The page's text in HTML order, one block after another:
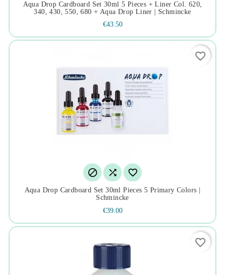
Aqua Drop Cardboard Set 30ml 5 Pieces + Liner Col. 620,
340, 430, 550, 680 + Aqua Drop Liner | Schmincke
€43.50
  
Aqua Drop Cardboard Set 30ml Pieces 5 Primary Colors |
Schmincke
€39.00
favorite_border
favorite_border